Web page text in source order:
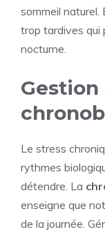
sommeil naturel.
trop tardives qui
nocturne.
Le stress
rythmes
détendre. La
enseigne que
de la journée.